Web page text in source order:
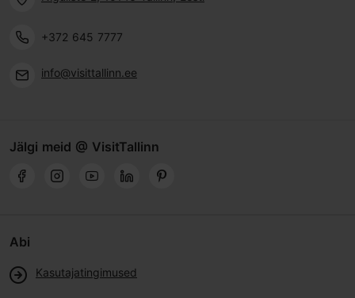
+372 645 7777
info@visittallinn.ee
Jälgi meid @ VisitTallinn
Abi
Kasutajatingimused